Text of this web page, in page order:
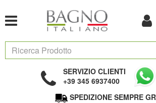
SERVIZIO CLIENTI
+39 345 6937400
SPEDIZIONE SEMPRE